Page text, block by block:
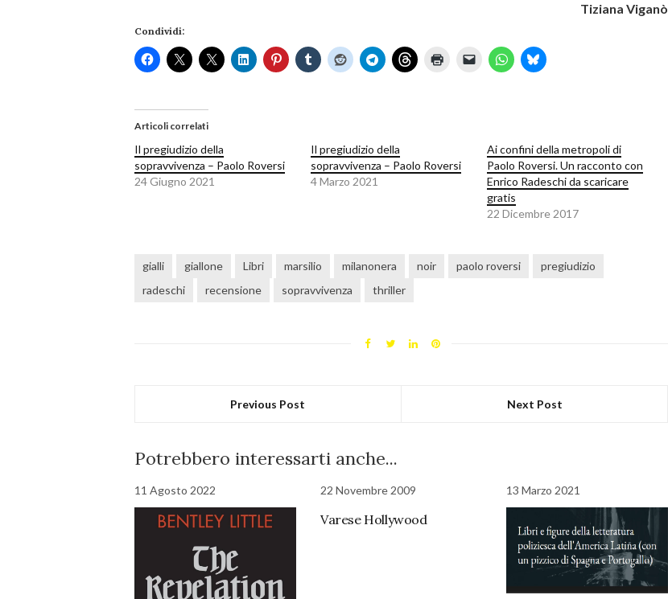
Tiziana Viganò
Condividi:
Articoli correlati
Il pregiudizio della
sopravvivenza – Paolo Roversi
24 Giugno 2021
Il pregiudizio della
sopravvivenza – Paolo Roversi
4 Marzo 2021
Ai confini della metropoli di
Paolo Roversi. Un racconto con
Enrico Radeschi da scaricare
gratis
22 Dicembre 2017
gialli giallone Libri marsilio milanonera noir paolo roversi
pregiudizio
radeschi
recensione sopravvivenza thriller
Previous Post Next Post
Potrebbero interessarti anche...
11 Agosto 2022 22 Novembre 2009
Varese Hollywood
13 Marzo 2021